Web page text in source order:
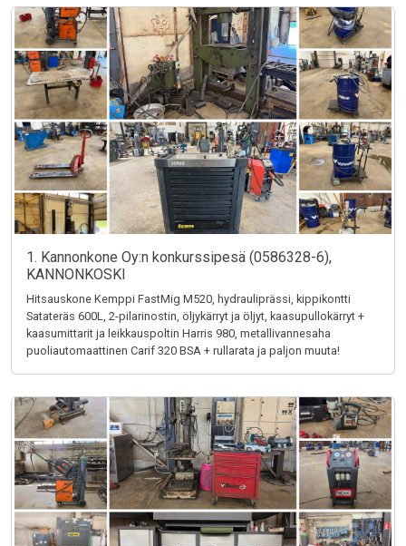
1. Kannonkone Oy:n konkurssipesä (0586328-6),
KANNONKOSKI
Hitsauskone Kemppi FastMig M520, hydrauliprässi, kippikontti
Satateräs 600L, 2-pilarinostin, öljykärryt ja öljyt, kaasupullokärryt +
kaasumittarit ja leikkauspoltin Harris 980, metallivannesaha
puoliautomaattinen Carif 320 BSA + rullarata ja paljon muuta!